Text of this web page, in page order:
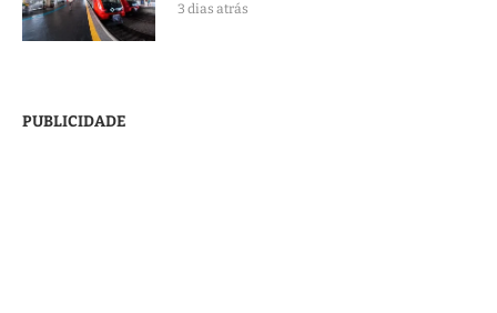
3 dias atrás
PUBLICIDADE